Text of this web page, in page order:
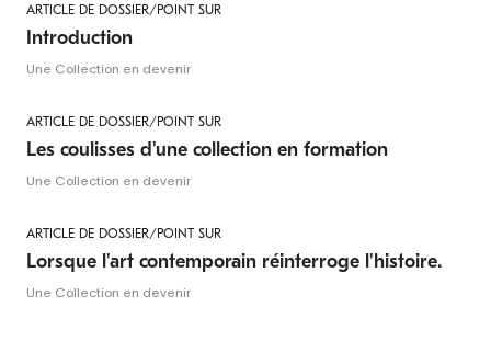
ARTICLE DE DOSSIER/POINT SUR
Introduction
Une Collection en devenir
ARTICLE DE DOSSIER/POINT SUR
Les coulisses d'une collection en formation
Une Collection en devenir
ARTICLE DE DOSSIER/POINT SUR
Lorsque l'art contemporain réinterroge l'histoire.
Une Collection en devenir